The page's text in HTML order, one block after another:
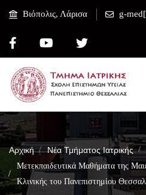
Βιόπολις, Λάρισα g-
Αρχική Νέα Τμήματος Ιατρικής
Μετεκπαιδευτικά Μαθήματα της
Κλινικής του Πανεπιστημίου